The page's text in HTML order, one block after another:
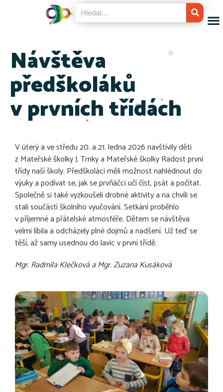
Návštěva
předškoláků
v prvních třídách
V úterý a ve středu 20. a 21. ledna 2026 navštívily děti
z Mateřské školky J. Trnky a Mateřské školky Radost první
třídy naší školy. Předškoláci měli možnost nahlédnout do
výuky a podívat se, jak se prvňáčci učí číst, psát a počítat.
Společně si také vyzkoušeli drobné aktivity a na chvíli se
stali součástí školního vyučování. Setkání proběhlo
v příjemné a přátelské atmosféře. Dětem se návštěva
velmi líbila a odcházely plné dojmů a nadšení. Už teď se
těší, až samy usednou do lavic v první třídě.
Mgr. Radmila Klečková a Mgr. Zuzana Kusáková